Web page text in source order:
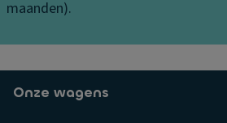
g
er
li
c
u
e-
er
e
e
el
maanden).
Onze wagens